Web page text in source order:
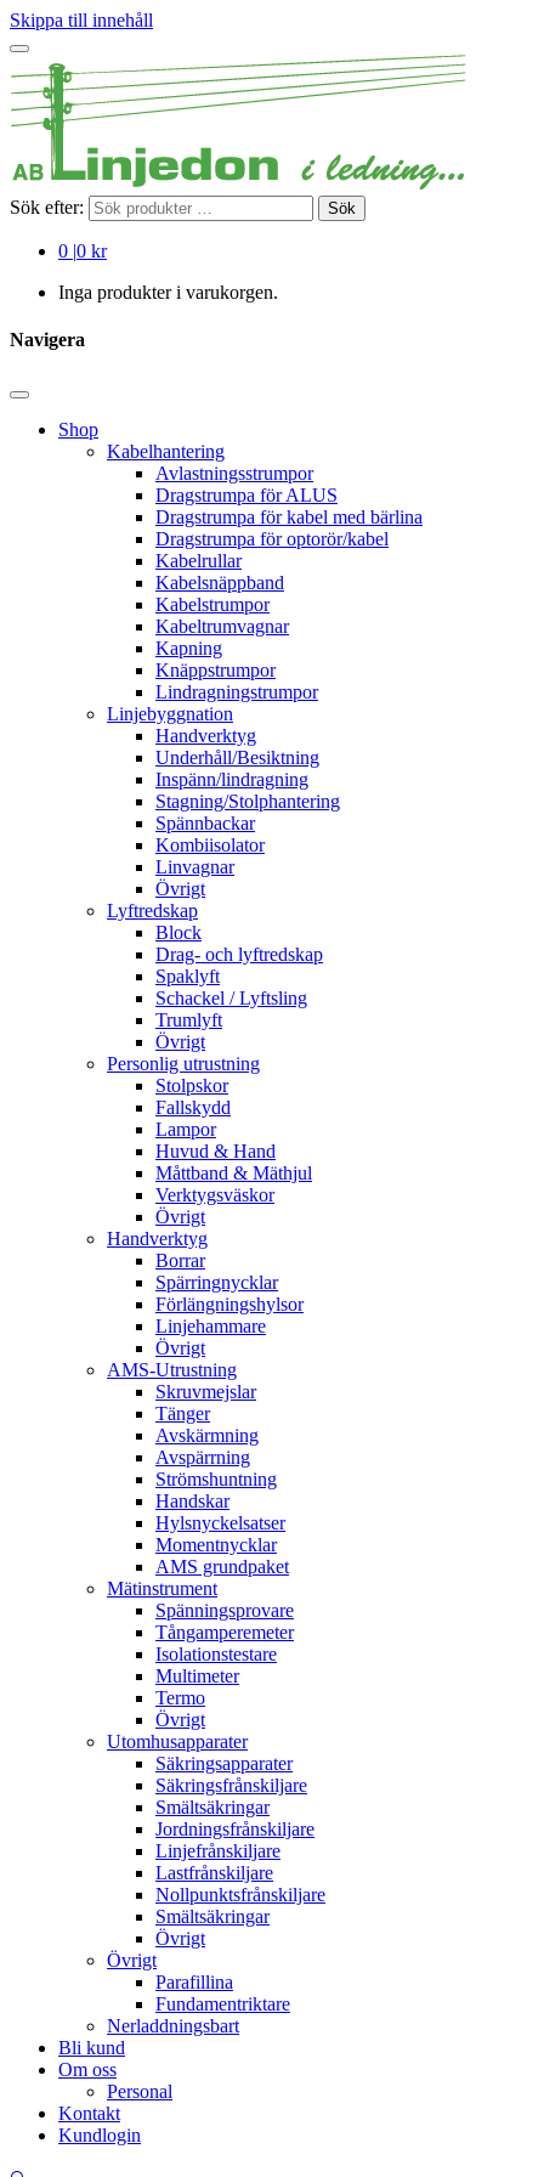
Skippa till innehåll
Sök efter: Sök
0 |0 kr
Inga produkter i varukorgen.
Navigera
Shop
Kabelhantering
Avlastningsstrumpor
Dragstrumpa för ALUS
Dragstrumpa för kabel med bärlina
Dragstrumpa för optorör/kabel
Kabelrullar
Kabelsnäppband
Kabelstrumpor
Kabeltrumvagnar
Kapning
Knäppstrumpor
Lindragningstrumpor
Linjebyggnation
Handverktyg
Underhåll/Besiktning
Inspänn/lindragning
Stagning/Stolphantering
Spännbackar
Kombiisolator
Linvagnar
Övrigt
Lyftredskap
Block
Drag- och lyftredskap
Spaklyft
Schackel / Lyftsling
Trumlyft
Övrigt
Personlig utrustning
Stolpskor
Fallskydd
Lampor
Huvud & Hand
Måttband & Mäthjul
Verktygsväskor
Övrigt
Handverktyg
Borrar
Spärringnycklar
Förlängningshylsor
Linjehammare
Övrigt
AMS-Utrustning
Skruvmejslar
Tänger
Avskärmning
Avspärrning
Strömshuntning
Handskar
Hylsnyckelsatser
Momentnycklar
AMS grundpaket
Mätinstrument
Spänningsprovare
Tångamperemeter
Isolationstestare
Multimeter
Termo
Övrigt
Utomhusapparater
Säkringsapparater
Säkringsfrånskiljare
Smältsäkringar
Jordningsfrånskiljare
Linjefrånskiljare
Lastfrånskiljare
Nollpunktsfrånskiljare
Smältsäkringar
Övrigt
Övrigt
Parafillina
Fundamentriktare
Nerladdningsbart
Bli kund
Om oss
Personal
Kontakt
Kundlogin